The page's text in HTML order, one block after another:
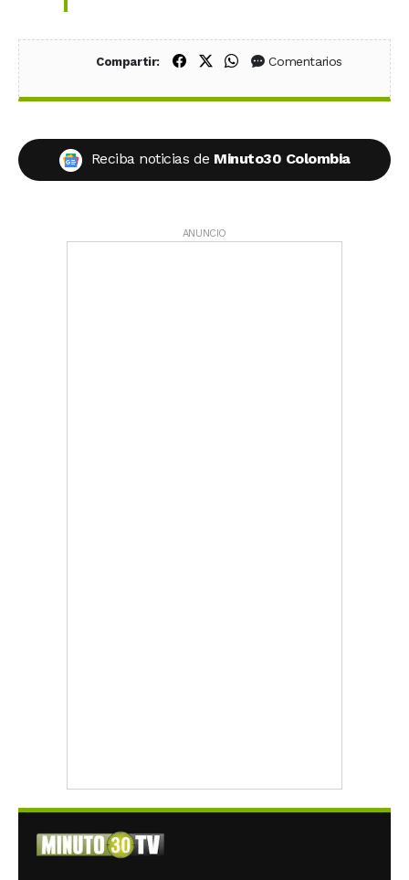
Compartir: Compartir en Facebook
Compartir en X (Twitter)
Compartir en WhatsApp
Comentarios
Reciba noticias de Minuto30 Colombia
ANUNCIO